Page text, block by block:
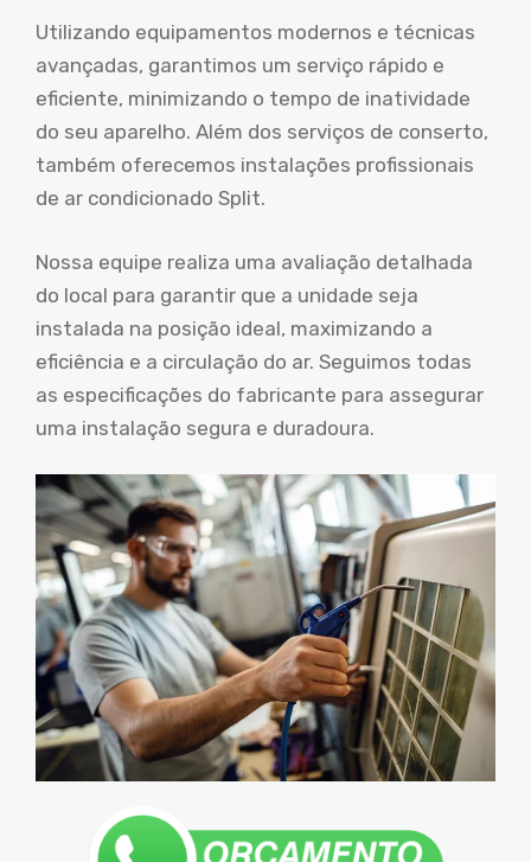
Utilizando equipamentos modernos e técnicas
avançadas, garantimos um serviço rápido e
eficiente, minimizando o tempo de inatividade
do seu aparelho. Além dos serviços de conserto,
também oferecemos instalações profissionais
de ar condicionado Split.
Nossa equipe realiza uma avaliação detalhada
do local para garantir que a unidade seja
instalada na posição ideal, maximizando a
eficiência e a circulação do ar. Seguimos todas
as especificações do fabricante para assegurar
uma instalação segura e duradoura.